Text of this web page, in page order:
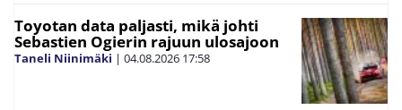
Toyotan data paljasti, mikä johti
Sebastien Ogierin rajuun ulosajoon
Taneli Niinimäki | 04.08.2026 17:58